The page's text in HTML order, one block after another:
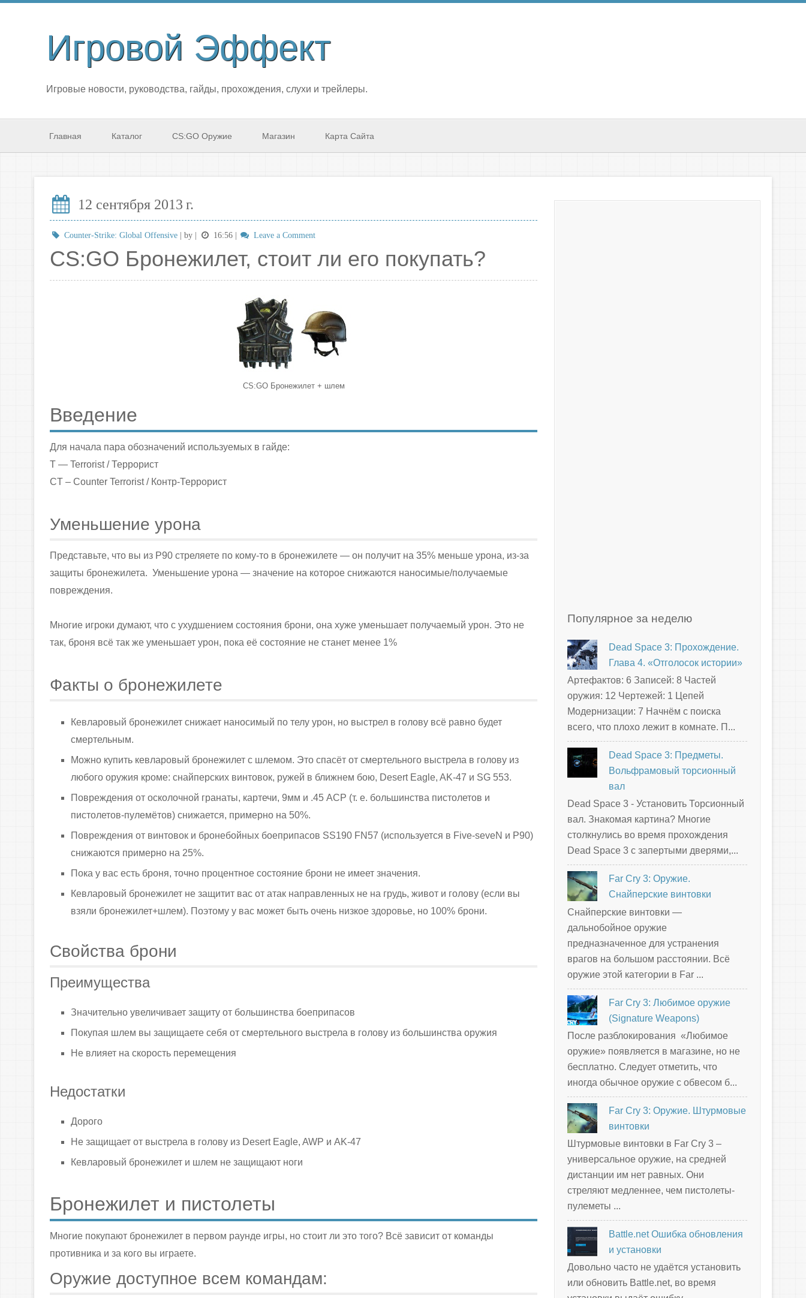
Игровой Эффект
Игровые новости, руководства, гайды, прохождения, слухи и трейлеры.
Главная Каталог CS:GO Оружие Магазин Карта Сайта
12 сентября 2013 г.
Counter-Strike: Global Offensive | by 16:56 Leave a Comment
CS:GO Бронежилет, стоит ли его покупать?
CS:GO Бронежилет + шлем
Введение
Для начала пара обозначений используемых в гайде:
T — Terrorist / Террорист
CT – Counter Terrorist / Контр-Террорист
Уменьшение урона
Представьте, что вы из P90 стреляете по кому-то в бронежилете — он получит на 35% меньше урона, из-за
защиты бронежилета. Уменьшение урона — значение на которое снижаются наносимые/получаемые
повреждения.
Многие игроки думают, что с ухудшением состояния брони, она хуже уменьшает получаемый урон. Это не
так, броня всё так же уменьшает урон, пока её состояние не станет менее 1%
Факты о бронежилете
Кевларовый бронежилет снижает наносимый по телу урон, но выстрел в голову всё равно будет
смертельным.
Можно купить кевларовый бронежилет с шлемом. Это спасёт от смертельного выстрела в голову из
любого оружия кроме: снайперских винтовок, ружей в ближнем бою, Desert Eagle, AK-47 и SG 553.
Повреждения от осколочной гранаты, картечи, 9мм и .45 ACP (т. е. большинства пистолетов и
пистолетов-пулемётов) снижается, примерно на 50%.
Повреждения от винтовок и бронебойных боеприпасов SS190 FN57 (используется в Five-seveN и P90)
снижаются примерно на 25%.
Пока у вас есть броня, точно процентное состояние брони не имеет значения.
Кевларовый бронежилет не защитит вас от атак направленных не на грудь, живот и голову (если вы
взяли бронежилет+шлем). Поэтому у вас может быть очень низкое здоровье, но 100% брони.
Свойства брони
Преимущества
Значительно увеличивает защиту от большинства боеприпасов
Покупая шлем вы защищаете себя от смертельного выстрела в голову из большинства оружия
Не влияет на скорость перемещения
Недостатки
Дорого
Не защищает от выстрела в голову из Desert Eagle, AWP и AK-47
Кевларовый бронежилет и шлем не защищают ноги
Бронежилет и пистолеты
Многие покупают бронежилет в первом раунде игры, но стоит ли это того? Всё зависит от команды
противника и за кого вы играете.
Оружие доступное всем командам:
Популярное за неделю
Dead Space 3: Прохождение.
Глава 4. «Отголосок истории»
Артефактов: 6 Записей: 8 Частей
оружия: 12 Чертежей: 1 Цепей
Модернизации: 7 Начнём с поиска
всего, что плохо лежит в комнате. П...
Dead Space 3: Предметы.
Вольфрамовый торсионный
вал
Dead Space 3 - Установить Торсионный
вал. Знакомая картина? Многие
столкнулись во время прохождения
Dead Space 3 с запертыми дверями,...
Far Cry 3: Оружие.
Снайперские винтовки
Снайперские винтовки —
дальнобойное оружие
предназначенное для устранения
врагов на большом расстоянии. Всё
оружие этой категории в Far ...
Far Cry 3: Любимое оружие
(Signature Weapons)
После разблокирования «Любимое
оружие» появляется в магазине, но не
бесплатно. Следует отметить, что
иногда обычное оружие с обвесом б...
Far Cry 3: Оружие. Штурмовые
винтовки
Штурмовые винтовки в Far Cry 3 –
универсальное оружие, на средней
дистанции им нет равных. Они
стреляют медленнее, чем пистолеты-
пулеметы ...
Battle.net Ошибка обновления
и установки
Довольно часто не удаётся установить
или обновить Battle.net, во время